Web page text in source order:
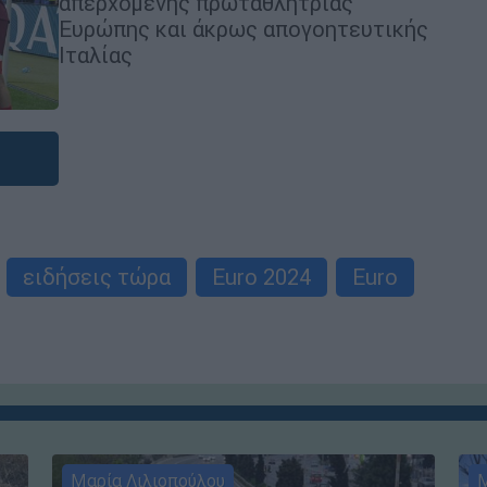
Ευρώπης και άκρως απογοητευτικής
Ιταλίας
ειδήσεις τώρα Euro 2024
Euro
Μαρία Λιλιοπούλου